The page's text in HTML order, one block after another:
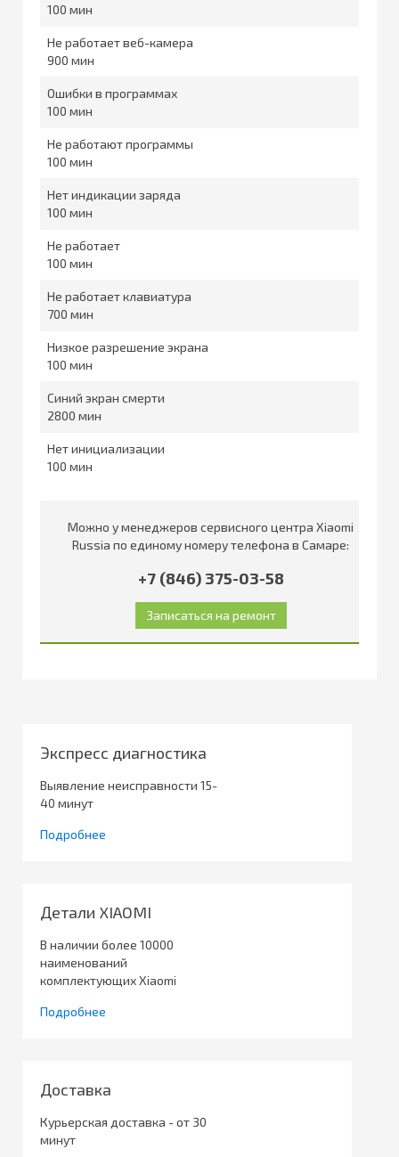
100
Не работает веб-камера
900
Ошибки в программах
100
Не работают программы
100
Нет индикации заряда
100
Не работает
100
Не работает клавиатура
700
Низкое разрешение экрана
100
Синий экран смерти
2800
Нет инициализации
100
Можно у менеджеров сервисного центра Xiaomi
Russia по единому номеру телефона в Самаре:
+7 (846) 375-03-58
Экспресс диагностика
Выявление неисправности 15-
40 минут
Подробнее
Детали XIAOMI
В наличии более 10000
наименований
комплектующих Xiaomi
Подробнее
Доставка
Курьерская доставка - от 30
минут